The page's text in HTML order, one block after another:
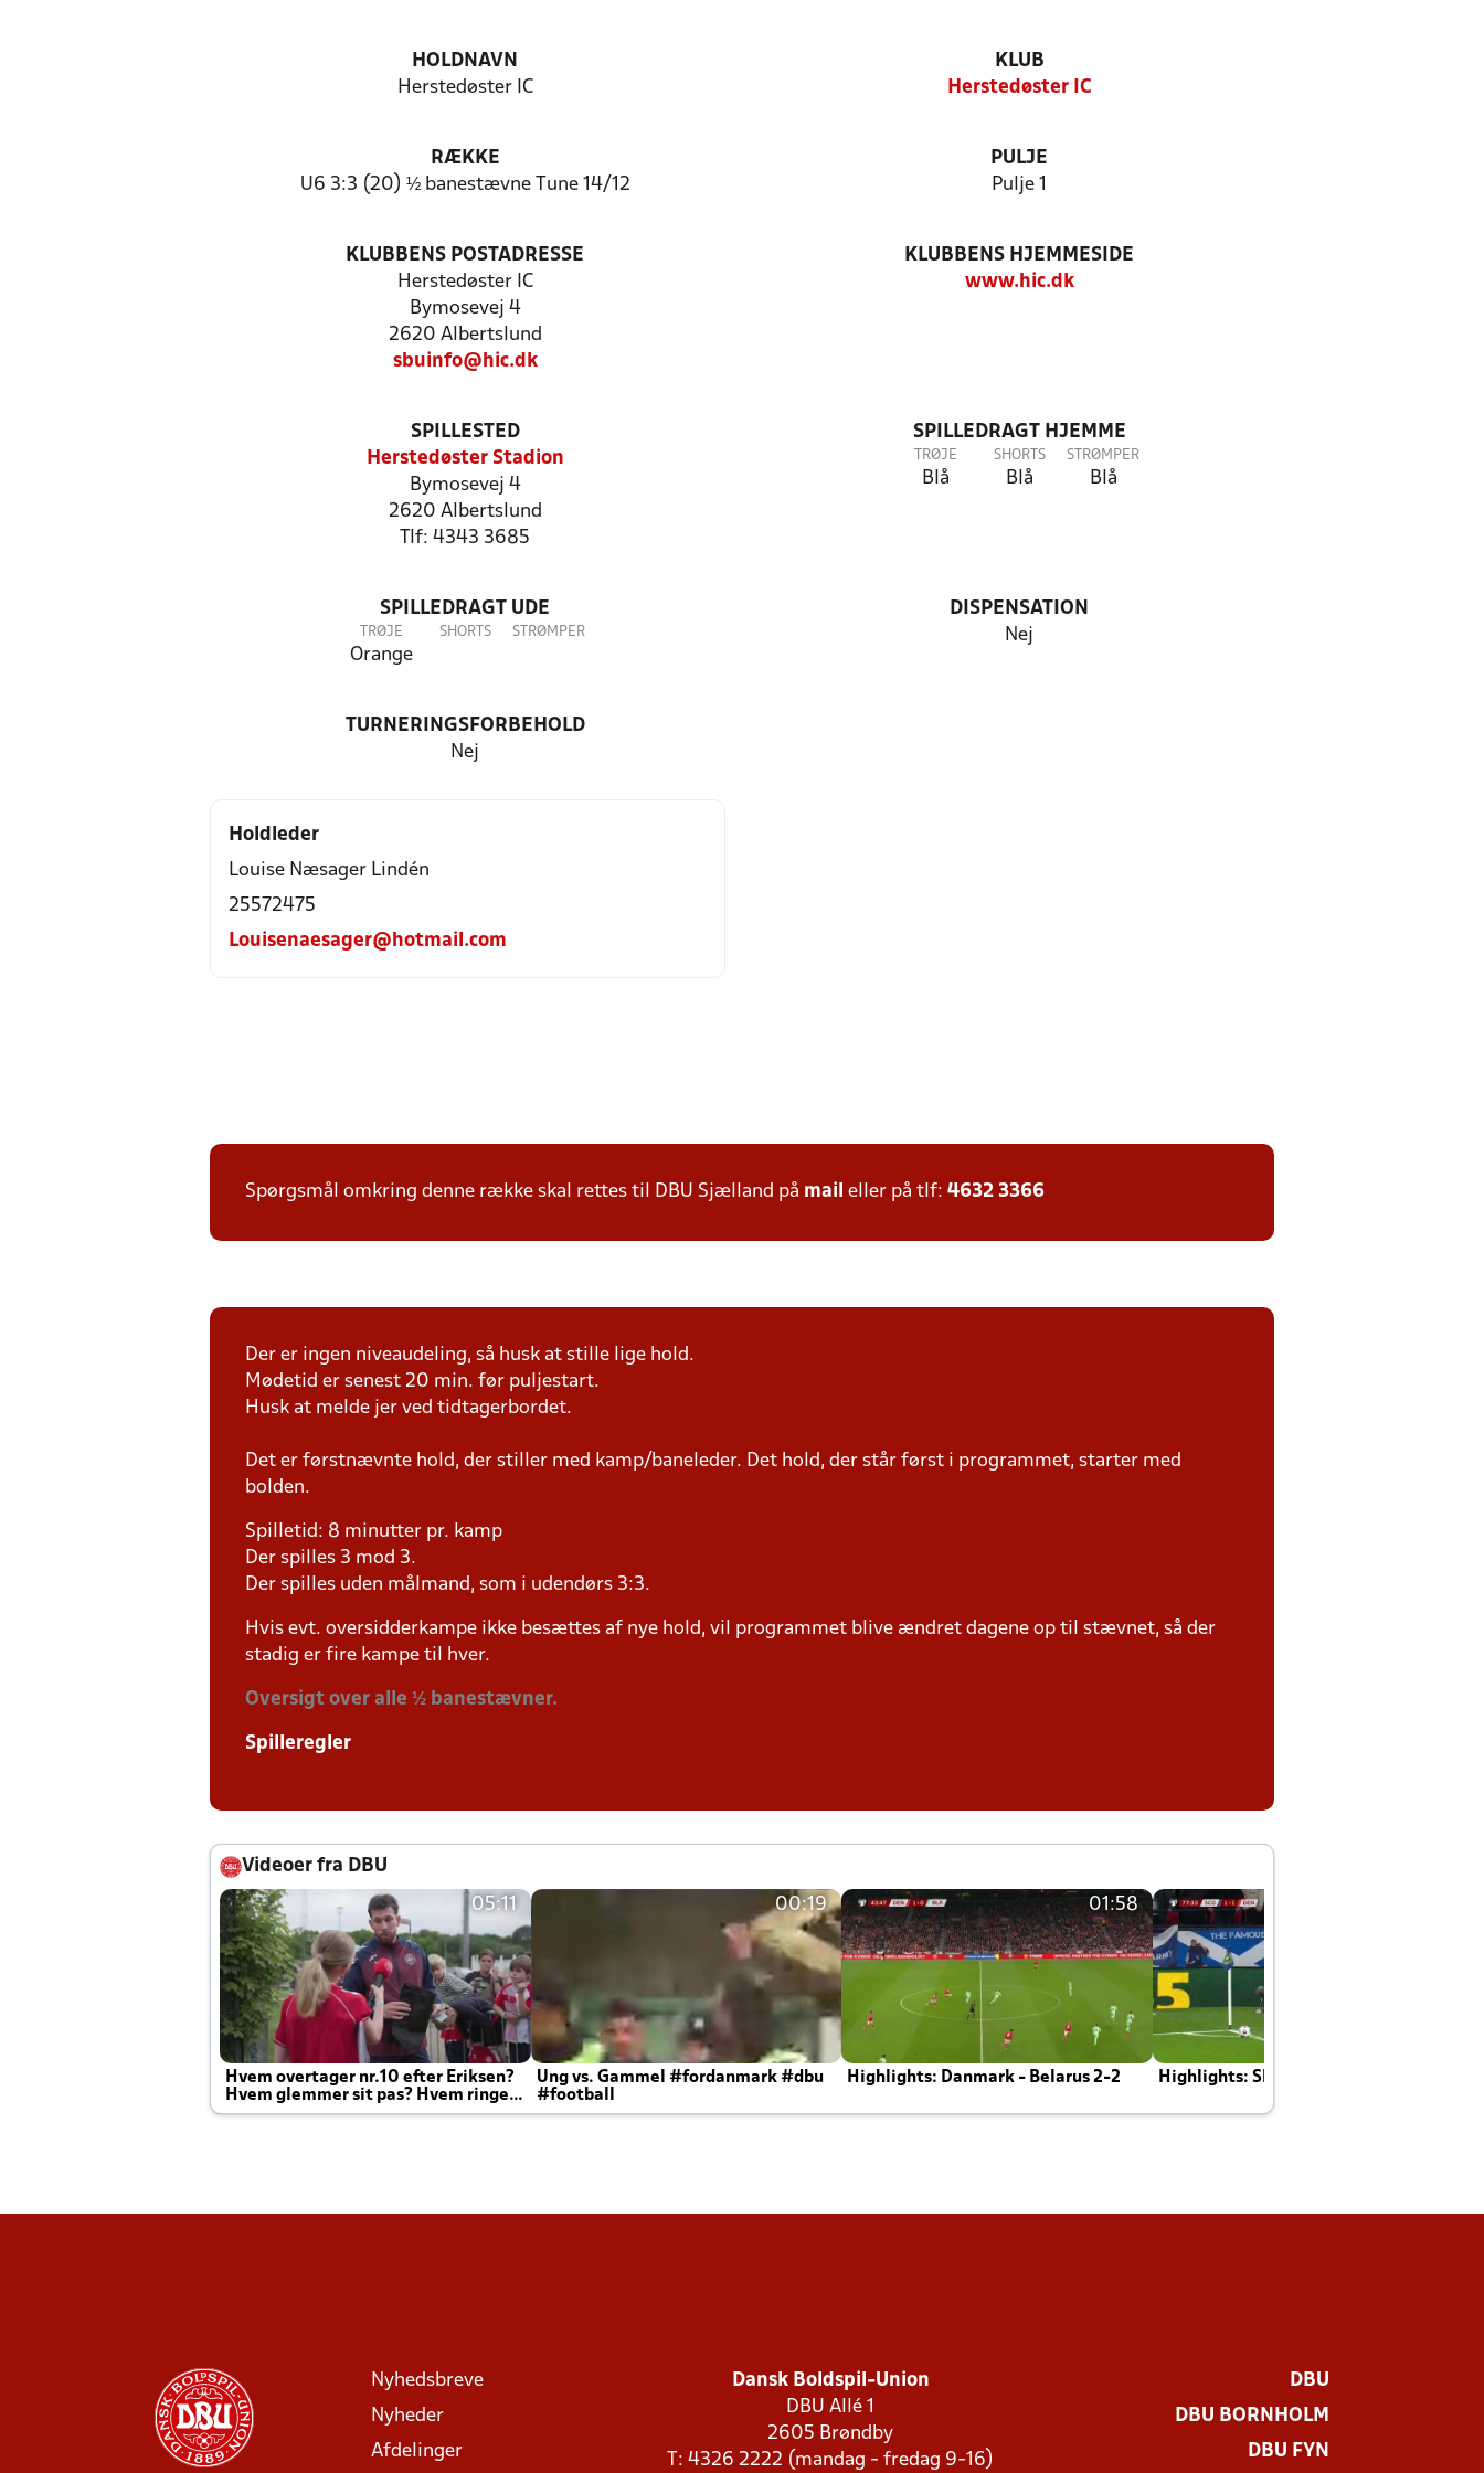
HOLDNAVN
Herstedøster IC
KLUB
Herstedøster IC
RÆKKE
U6 3:3 (20) ½ banestævne Tune 14/12
PULJE
Pulje 1
KLUBBENS POSTADRESSE
Herstedøster IC
Bymosevej 4
2620 Albertslund
sbuinfo@hic.dk
KLUBBENS HJEMMESIDE
www.hic.dk
SPILLESTED
Herstedøster Stadion
Bymosevej 4
2620 Albertslund
Tlf: 4343 3685
SPILLEDRAGT HJEMME
TRØJE
Blå
SHORTS
Blå
STRØMPER
Blå
SPILLEDRAGT UDE
TRØJE
Orange
SHORTS STRØMPER
DISPENSATION
Nej
TURNERINGSFORBEHOLD
Nej
Holdleder
Louise Næsager Lindén
25572475
Louisenaesager@hotmail.com
Spørgsmål omkring denne række skal rettes til DBU Sjælland på mail eller på tlf: 4632 3366
Der er ingen niveaudeling, så husk at stille lige hold.
Mødetid er senest 20 min. før puljestart.
Husk at melde jer ved tidtagerbordet.
Det er førstnævnte hold, der stiller med kamp/baneleder. Det hold, der står først i programmet, starter med
bolden.
Spilletid: 8 minutter pr. kamp
Der spilles 3 mod 3.
Der spilles uden målmand, som i udendørs 3:3.
Hvis evt. oversidderkampe ikke besættes af nye hold, vil programmet blive ændret dagene op til stævnet, så der
stadig er fire kampe til hver.
Oversigt over alle ½ banestævner.
Spilleregler
Videoer fra DBU
05:11
Hvem overtager nr.10 efter Eriksen?
Hvem glemmer sit pas? Hvem ringer
Joachim altid til efter kampe?
00:19
Ung vs. Gammel #fordanmark #dbu
#football
01:58
Highlights: Danmark - Belarus 2-2 Highlights: Skotland - Danmark 4-2
Nyhedsbreve
Nyheder
Afdelinger
Dansk Boldspil-Union
DBU Allé 1
2605 Brøndby
T: 4326 2222 (mandag - fredag 9-16)
DBU
DBU BORNHOLM
DBU FYN